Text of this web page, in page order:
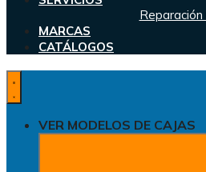
MARCAS
CATÁLOGOS
VER MODELOS DE CAJAS